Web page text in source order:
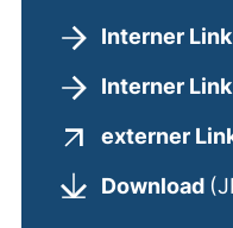
Interner Link
Interner
externer
Download